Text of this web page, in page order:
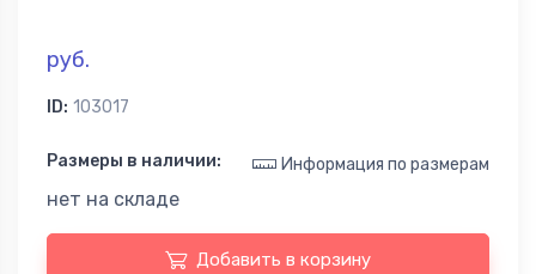
руб.
ID: 103017
Размеры в наличии: Информация по размерам
нет на складе
Добавить в корзину